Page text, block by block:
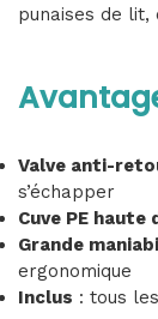
punaises de
Valve anti-
s’échapper
Cuve PE haute
Grande
ergonomique
Inclus : tous